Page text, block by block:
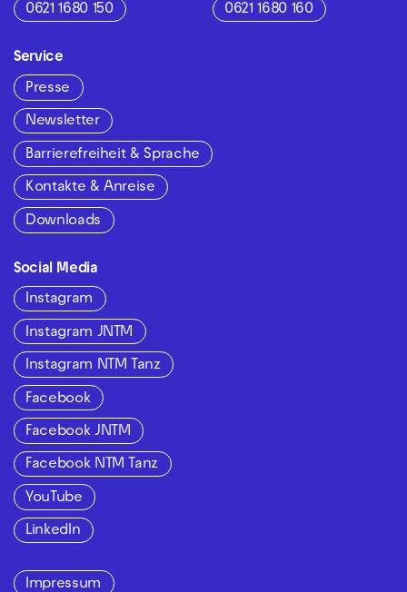
0621 1680 150 0621 1680 160
Service
Presse
Newsletter
Barrierefreiheit & Sprache
Kontakte & Anreise
Downloads
Social Media
Instagram
Instagram JNTM
Instagram NTM Tanz
Facebook
Facebook JNTM
Facebook NTM Tanz
YouTube
LinkedIn
Impressum